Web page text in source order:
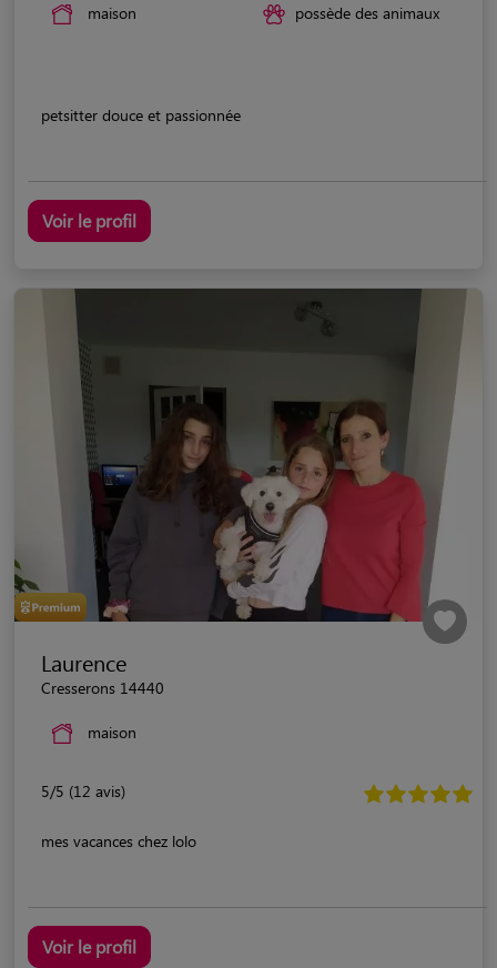
maison possède des animaux
petsitter douce et passionnée
Voir le profil
Laurence
Cresserons 14440
maison
5/5 (12 avis)
mes vacances chez lolo
Voir le profil